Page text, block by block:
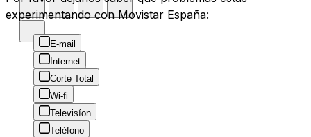
experimentando con Movistar España:
E-mail
Internet
Corte Total
Wi-fi
Televisíon
Teléfono